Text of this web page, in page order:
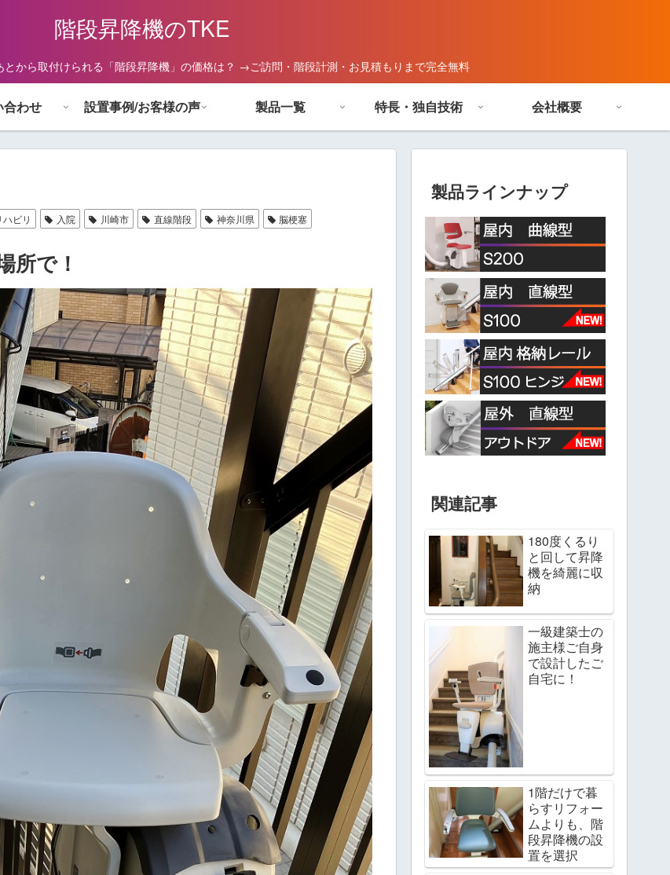
階段昇降機のTKE
から取付けられる「階段昇降機」の価格は？ →ご訪問・階段計測・お見積もりまで完全無料
合わせ 設置事例/お客様の声 製品一覧 特長・独自技術 会社概要
ハビリ 入院 川崎市 直線階段 神奈川県 脳梗塞
所で！
製品ラインナップ
関連記事
180度くるり
と回して昇降
機を綺麗に収
納
一級建築士の
施主様ご自身
で設計したご
自宅に！
1階だけで暮
らすリフォー
ムよりも、階
段昇降機の設
置を選択